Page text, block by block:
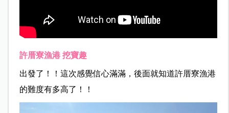
許厝寮漁港 挖寶趣
出發了！！這次感覺信心滿滿，後面就知道許厝寮漁港
的難度有多高了！！